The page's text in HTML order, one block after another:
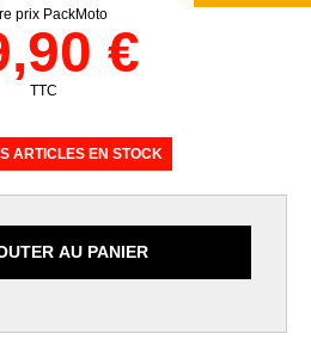
prix PackMoto
€
TTC
ARTICLES EN STOCK
AU PANIER